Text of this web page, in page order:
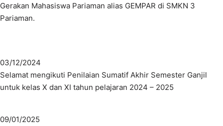
Gerakan Mahasiswa Pariaman alias GEMPAR di SMKN 3
Pariaman.
03/12/2024
Selamat mengikuti Penilaian Sumatif Akhir Semester Ganjil
untuk kelas X dan XI tahun pelajaran 2024 – 2025
09/01/2025